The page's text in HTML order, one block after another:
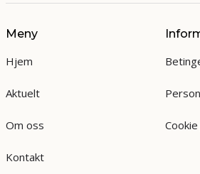
Meny
Hjem
Aktuelt
Om oss
Kontakt